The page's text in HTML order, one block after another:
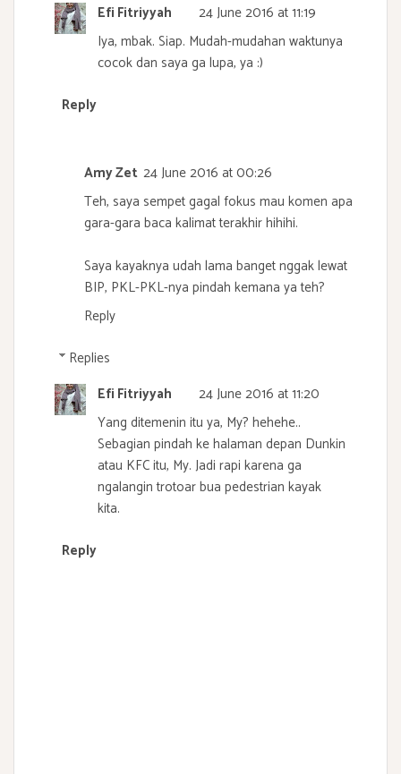
Efi Fitriyyah
24 June 2016 at 11:19
Iya, mbak. Siap. Mudah-mudahan waktunya
cocok dan saya ga lupa, ya :)
Reply
Amy Zet 24 June 2016 at 00:26
Teh, saya sempet gagal fokus mau komen apa
gara-gara baca kalimat terakhir hihihi.
Saya kayaknya udah lama banget nggak lewat
BIP, PKL-PKL-nya pindah kemana ya teh?
Reply
Replies
Efi Fitriyyah
24 June 2016 at 11:20
Yang ditemenin itu ya, My? hehehe..
Sebagian pindah ke halaman depan Dunkin
atau KFC itu, My. Jadi rapi karena ga
ngalangin trotoar bua pedestrian kayak
kita.
Reply